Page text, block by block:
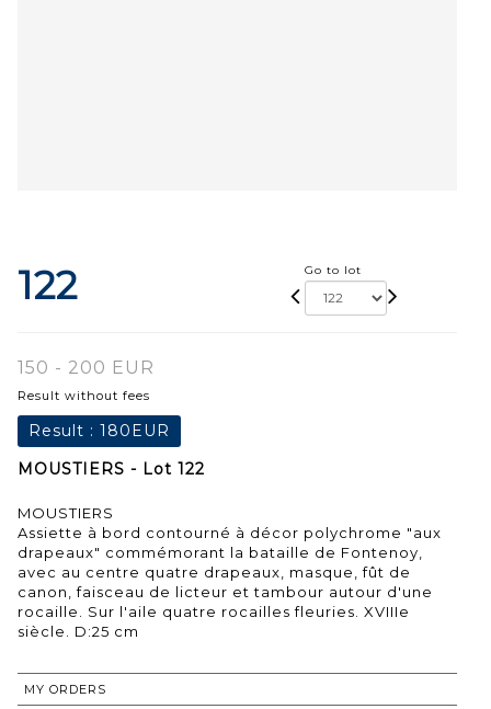
122 Go to lot
150 - 200 EUR
Result without fees
Result : 180EUR
MOUSTIERS - Lot 122
MOUSTIERS
Assiette à bord contourné à décor polychrome "aux
drapeaux" commémorant la bataille de Fontenoy,
avec au centre quatre drapeaux, masque, fût de
canon, faisceau de licteur et tambour autour d'une
rocaille. Sur l'aile quatre rocailles fleuries. XVIIIe
siècle. D:25 cm
MY ORDERS